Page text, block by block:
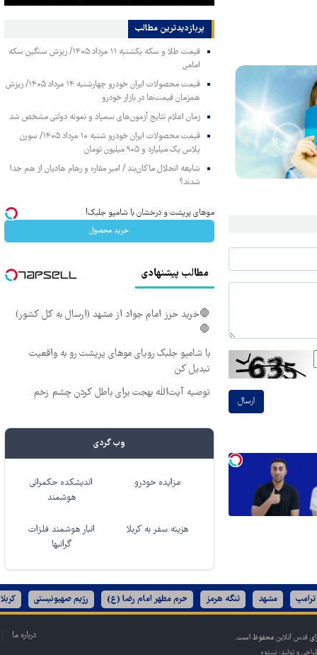
ارسال
پربازدیدترین‌ مطالب
قیمت طلا و سکه یکشنبه ۱۱ مرداد ۱۴۰۵/ ریزش سنگین سکه
امامی
قیمت محصولات ایران خودرو چهارشنبه ۱۴ مرداد ۱۴۰۵/ ریزش
همزمان قیمت‌ها در بازار خودرو
زمان اعلام نتایج آزمون‌های سمپاد و نمونه دولتی مشخص شد
قیمت محصولات ایران خودرو شنبه ۱۰ مرداد ۱۴۰۵/ سورن
پلاس یک میلیارد و ۹۰۵ میلیون تومان
شایعه انحلال ماکان‌بند / امیر مقاره و رهام هادیان از هم جدا
شدند؟
موهای پرپشت و درخشان با شامپو جلبک!
خرید محصول
مطالب پیشنهادی
🛑خرید حرز امام جواد از مشهد (ارسال به کل کشور)
🛑
با شامپو جلبک رویای موهای پرپشت رو به واقعیت
تبدیل کن
توصیه آیت‌الله بهجت برای باطل کردن چشم زخم
وب گردی
مزایده خودرو
اندیشکده حکمرانی
هوشمند
هزینه سفر به کربلا
انبار هوشمند فلزات
گرانبها
مشهد تنگه هرمز حرم مطهر امام رضا (ع) رژیم صهیونیستی کربلا
قدس آنلاین محفوظ است.
و تولید: نستوه
درباره ما